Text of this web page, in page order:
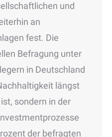
und
an
fest. Die
Befragung unter
in Deutschland
längst
sondern in der
der befragten